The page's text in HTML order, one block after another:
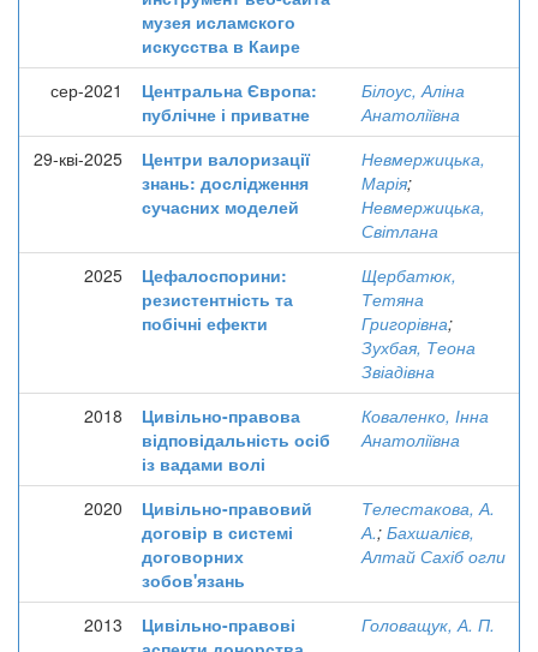
музея исламского
искусства в Каире
сер-2021
Центральна Європа:
публічне і приватне
Білоус, Аліна
Анатоліївна
29-кві-2025
Центри валоризації
знань: дослідження
сучасних моделей
Невмержицька,
Марія;
Невмержицька,
Світлана
2025
Цефалоспорини:
резистентність та
побічні ефекти
Щербатюк,
Тетяна
Григорівна;
Зухбая, Теона
Звіадівна
2018
Цивільно-правова
відповідальність осіб
із вадами волі
Коваленко, Інна
Анатоліївна
2020
Цивільно-правовий
договір в системі
договорних
зобов'язань
Телестакова, А.
А.; Бахшалієв,
Алтай Сахіб огли
2013
Цивільно-правові
Головащук, А. П.